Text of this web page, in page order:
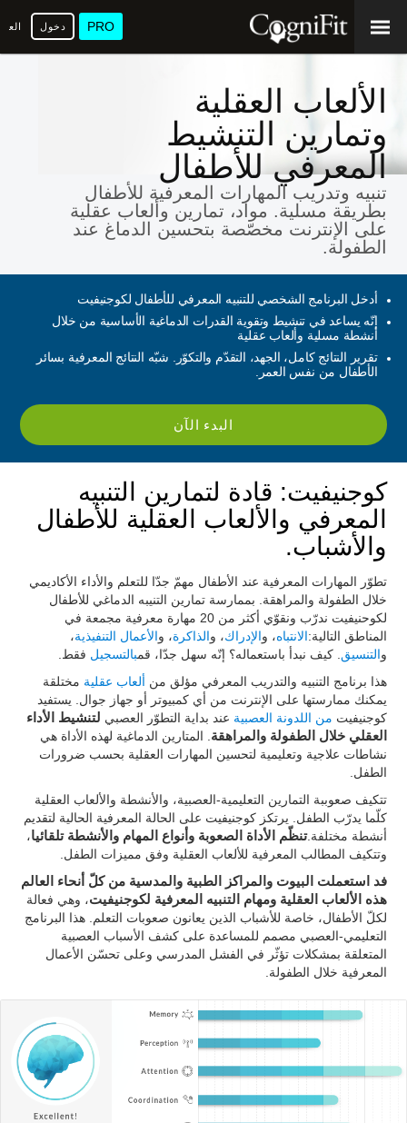
PRO دخول
الألعاب العقلية
وتمارين التنشيط
المعرفي للأطفال
تنبيه وتدريب المهارات المعرفية للأطفال
بطريقة مسلية. مواد، تمارين وألعاب عقلية
على الإنترنت مخصّصة بتحسين الدماغ عند
الطفولة.
أدخل البرنامج الشخصي للتنبيه المعرفي للأطفال لكوجنيفيت
إنّه يساعد في تنشيط وتقوية القدرات الدماغية الأساسية من خلال
أنشطة مسلية وألعاب عقلية
تقرير النتائج كامل، الجهد، التقدّم والتكوّر. شبّه النتائج المعرفية بسائر
الأطفال من نفس العمر.
البدء الآن
كوجنيفيت: قادة لتمارين التنبيه
المعرفي والألعاب العقلية للأطفال
والأشباب.
تطوّر المهارات المعرفية عند الأطفال مهمّ جدّا للتعلم والأداء الأكاديمي
خلال الطفولة والمراهقة. بممارسة تمارين التنيبه الدماغي للأطفال
لكوحنيفيت ندرّب ونقوّي أكثر من 20 مهارة معرفية مجمعة في
المناطق التالية:الانتباه، والإدراك، والذاكرة، والأعمال التنفيذية،
والتنسيق . كيف نبدأ باستعماله؟ إنّه سهل جدّا، قمبالتسجيل فقط.
هذا برنامج التنبيه والتدريب المعرفي مؤلق من ألعاب عقلية مختلقة
يمكنك ممارستها على الإنترنت من أي كمبيوتر أو جهاز جوال. يستفيد
كوجنيفيت من اللدونة العصبية عند بداية التطوّر العصبي لتنشيط الأداء
العقلي خلال الطفولة والمراهقة . المتارين الدماغية لهذه الأداة هي
نشاطات علاجية وتعليمية لتحسين المهارات العقلية بحسب ضرورات
الطفل.
تتكيف صعوببة التمارين التعليمية-العصبية، والأنشطة والألعاب العقلية
كلّما يدرّب الطفل. يرتكز كوجنيفيت على الحالة المعرفية الحالية لتقديم
أنشطة مختلفة.تنظّم الأداة الصعوبة وأنواع المهام والأنشطة تلقائيا،
وتتكيف المطالب المعرفية للألعاب العقلية وفق مميزات الطفل.
فد استعملت البيوت والمراكز الطبية والمدسية من كلّ أنحاء العالم
هذه الألعاب العقلية ومهام التنبيه المعرفية لكوجنيفيت، وهي فعالة
لكلّ الأطفال، خاصة للأشباب الذين يعانون صعوبات التعلم. هذا البرنامج
التعليمي-العصبي مصمم للمساعدة على كشف الأسباب العصبية
المتعلقة بمشكلات تؤثّر في الفشل المدرسي وعلى تحسّن الأعمال
المعرفية خلال الطفولة.